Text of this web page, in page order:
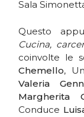
Sala
Questo
Cucina,
coinvolte le
Chemello,
Valeria
Margherita
Conduce